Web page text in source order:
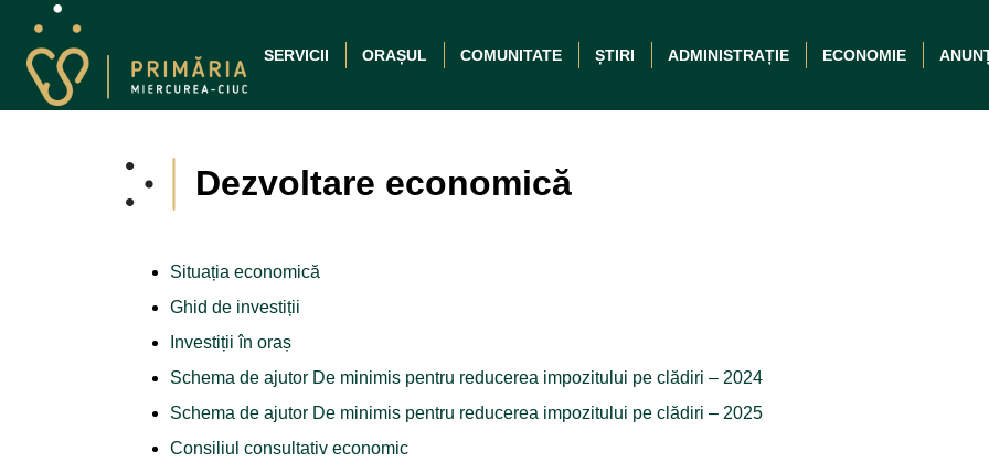
SERVICII ORAȘUL COMUNITATE ȘTIRI ADMINISTRAȚIE ECONOMIE
Dezvoltare economică
Situația economică
Ghid de investiții
Investiții în oraș
Schema de ajutor De minimis pentru reducerea impozitului pe clădiri – 2024
Schema de ajutor De minimis pentru reducerea impozitului pe clădiri – 2025
Consiliul consultativ economic